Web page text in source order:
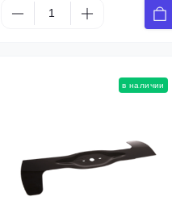
в наличии